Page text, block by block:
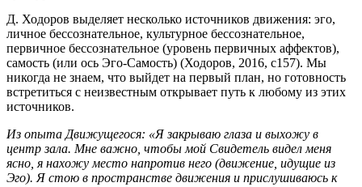
Д. Ходоров выделяет несколько источников движения: эго,
личное бессознательное, культурное бессознательное,
первичное бессознательное (уровень первичных аффектов),
самость (или ось Эго-Самость) (Ходоров, 2016, с157). Мы
никогда не знаем, что выйдет на первый план, но готовность
встретиться с неизвестным открывает путь к любому из этих
источников.
Из опыта Движущегося: «Я закрываю глаза и выхожу в
центр зала. Мне важно, чтобы мой Свидетель видел меня
ясно, я нахожу место напротив него (движение, идущие из
Эго). Я стою в пространстве движения и прислушиваюсь к